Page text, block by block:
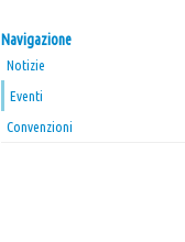
Navigazione
Notizie
Eventi
Convenzioni